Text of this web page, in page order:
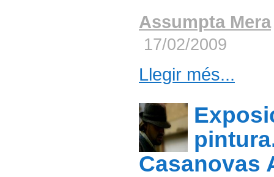
Assumpta Mera
17/02/2009
Llegir més...
Casanovas